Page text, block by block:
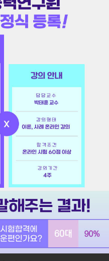
박태훈 교수